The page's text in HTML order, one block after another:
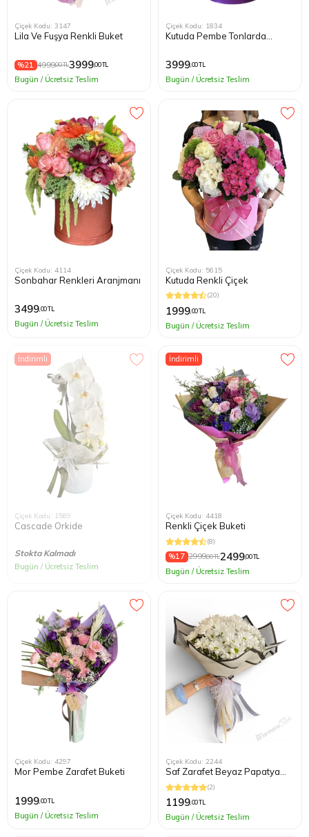
Çiçek Kodu: 3147
Lila Ve Fuşya Renkli Buket
%21 4999,00 TL3999,00 TL
Bugün / Ücretsiz Teslim
Çiçek Kodu: 1834
Kutuda Pembe Tonlarda
3999,00 TL
Bugün / Ücretsiz Teslim
Çiçek Kodu: 4114
Sonbahar Renkleri Aranjmanı
3499,00 TL
Bugün / Ücretsiz Teslim
Çiçek Kodu: 5615
Kutuda Renkli Çiçek
(20)
1999,00 TL
Bugün / Ücretsiz Teslim
İndirimli
Çiçek Kodu: 1589
Cascade Orkide
Stokta Kalmadı
Bugün / Ücretsiz Teslim
İndirimli
Çiçek Kodu: 4418
Renkli Çiçek Buketi
(8)
%17 2999,00 TL2499,00 TL
Bugün / Ücretsiz Teslim
Çiçek Kodu: 4297
Mor Pembe Zarafet Buketi
1999,00 TL
Bugün / Ücretsiz Teslim
Çiçek Kodu: 2244
Saf Zarafet Beyaz Papatya
Buketi
(2)
1199,00 TL
Bugün / Ücretsiz Teslim